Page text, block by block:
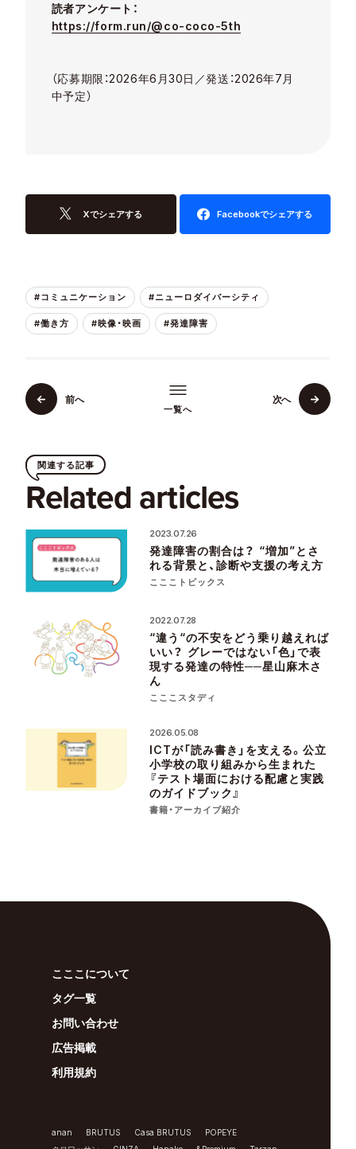
読者アンケート：
https://form.run/@co-coco-5th
（応募期限：2026年6月30日／発送：2026年7月
中予定）
Xでシェアする Facebookでシェアする
#コミュニケーション #ニューロダイバーシティ
#働き方 #映像・映画 #発達障害
前へ
一覧へ
次へ
関連する記事
Related articles
2023.07.26
発達障害の割合は？ “増加”とさ
れる背景と、診断や支援の考え方
こここトピックス
2022.07.28
“違う“の不安をどう乗り越えれば
いい？ グレーではない「色」で表
現する発達の特性──星山麻木さ
ん
こここスタディ
2026.05.08
ICTが「読み書き」を支える。公立
小学校の取り組みから生まれた
『テスト場面における配慮と実践
のガイドブック』
書籍・アーカイブ紹介
こここについて
タグ一覧
お問い合わせ
広告掲載
利用規約
anan BRUTUS Casa BRUTUS
POPEYE